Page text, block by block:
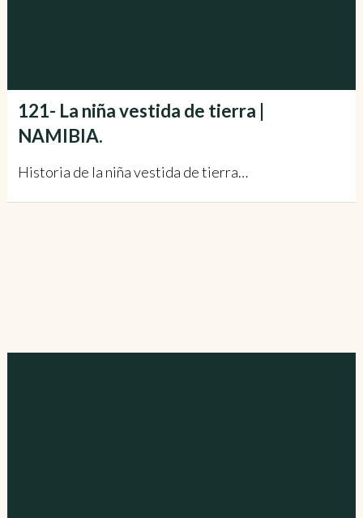
121- La niña vestida de tierra |
NAMIBIA.
Historia de la niña vestida de tierra…